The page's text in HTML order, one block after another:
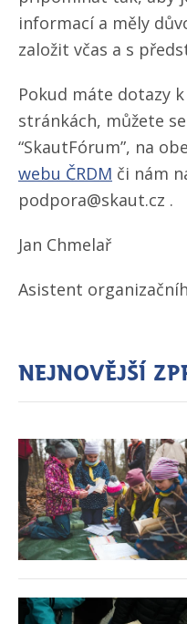
informací a měly
založit včas a s
Pokud máte dotazy
stránkách, můžete
“SkautFórum”, na
webu ČRDM či nám
podpora@skaut.cz .
Jan Chmelař
Asistent
Nejnovější